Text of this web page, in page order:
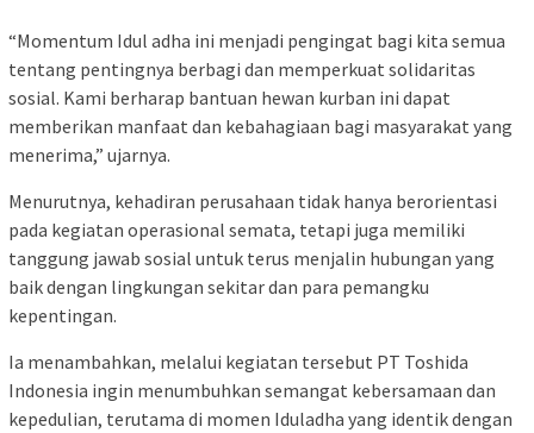
“Momentum Idul adha ini menjadi pengingat bagi kita semua
tentang pentingnya berbagi dan memperkuat solidaritas
sosial. Kami berharap bantuan hewan kurban ini dapat
memberikan manfaat dan kebahagiaan bagi masyarakat yang
menerima,” ujarnya.
Menurutnya, kehadiran perusahaan tidak hanya berorientasi
pada kegiatan operasional semata, tetapi juga memiliki
tanggung jawab sosial untuk terus menjalin hubungan yang
baik dengan lingkungan sekitar dan para pemangku
kepentingan.
Ia menambahkan, melalui kegiatan tersebut PT Toshida
Indonesia ingin menumbuhkan semangat kebersamaan dan
kepedulian, terutama di momen Iduladha yang identik dengan